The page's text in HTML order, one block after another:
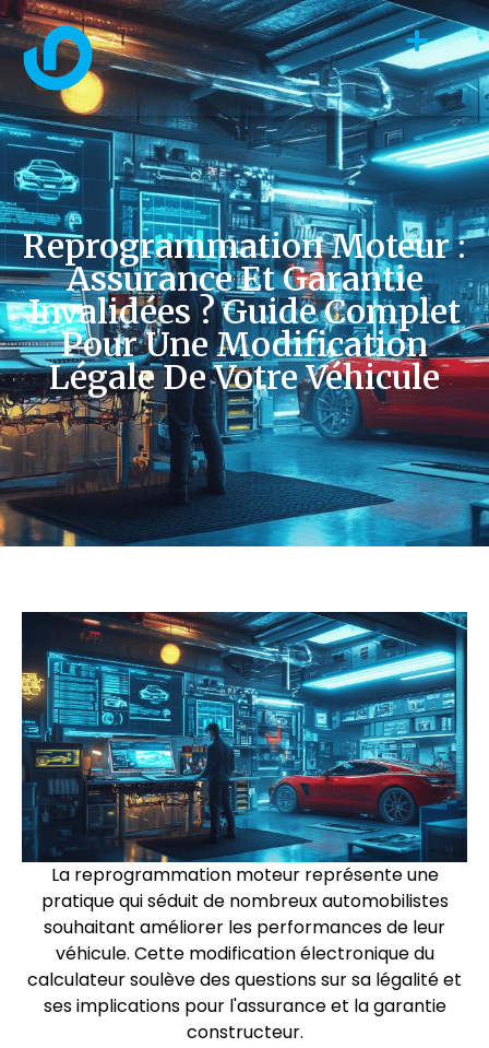
Reprogrammation Moteur :
Assurance Et Garantie
Invalidées ? Guide Complet
Pour Une Modification
Légale De Votre Véhicule
La reprogrammation moteur représente une
pratique qui séduit de nombreux automobilistes
souhaitant améliorer les performances de leur
véhicule. Cette modification électronique du
calculateur soulève des questions sur sa légalité et
ses implications pour l'assurance et la garantie
constructeur.